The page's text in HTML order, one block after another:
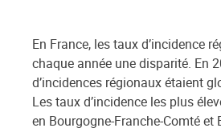
En France, les taux d’incidence
chaque année une disparité. En
d’incidences régionaux étaient
Les taux d’incidence les plus
en Bourgogne-Franche-Comté et